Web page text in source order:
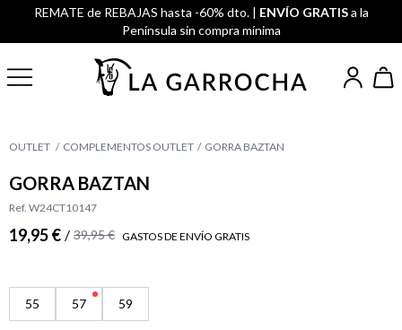
REMATE de REBAJAS hasta -60% dto. | ENVÍO GRATISa la
Península sin compra mínima
OUTLET COMPLEMENTOS OUTLET GORRA BAZTAN
GORRA BAZTAN
Ref. W24CT10147
19,95 € / 39,95 € GASTOS DE ENVÍO GRATIS
55 57 59